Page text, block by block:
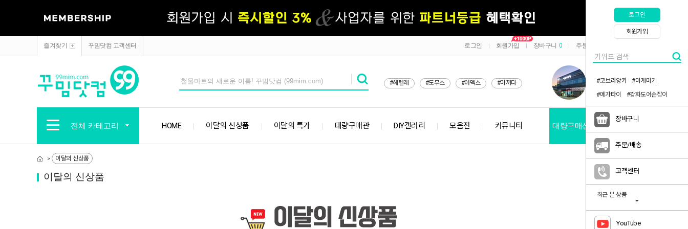
즐겨찾기 꾸밈닷컴 고객센터 로그인 회원가입 장바구니 0 주문/배송
#헤펠레 #도무스 #아덱스 #마끼다
전체 카테고리 HOME 이달의 신상품 이달의 특가 대량구매관 DIY갤러리 모음전 커뮤니티 대량구매신청
로그인
회원가입
#코브라앙카
#마케마키
#메가타이
#강화도어손잡이
장바구니
주문/배송
고객센터
최근 본 상품
YouTube
> 이달의 신상품
이달의 신상품